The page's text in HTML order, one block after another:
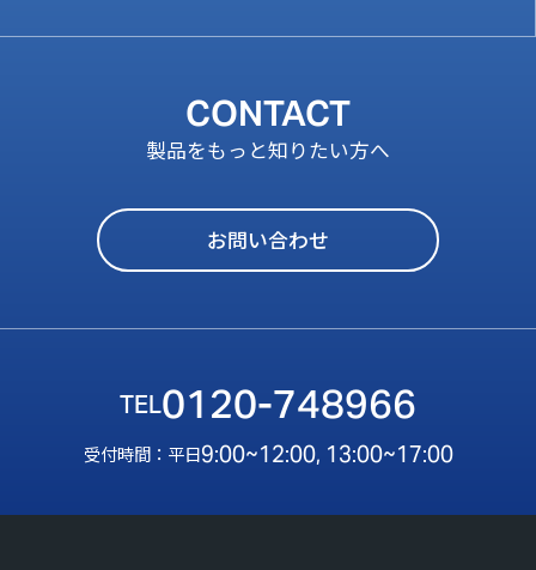
CONTACT
製品をもっと知りたい方へ
お問い合わせ
0120-748966
受付時間：平日9:00~12:00, 13:00~17:00